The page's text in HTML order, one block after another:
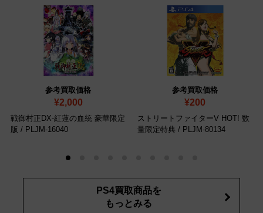
参考買取価格
¥2,000
戦御村正DX-紅蓮の血統 豪華限定
版 / PLJM-16040
参考買取価格
¥200
ストリートファイターV HOT! 数
量限定特典 / PLJM-80134
PS4買取商品を
もっとみる